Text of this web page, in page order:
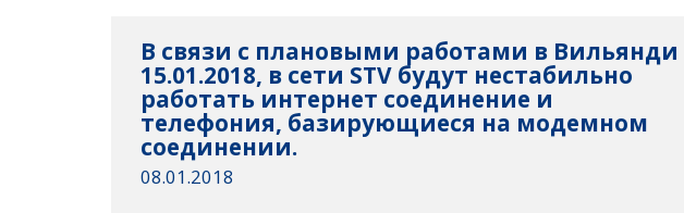
В связи с плановыми работами в Вильянди
15.01.2018, в сети STV будут нестабильно
работать интернет соединение и
телефония, базирующиеся на модемном
соединении.
08.01.2018